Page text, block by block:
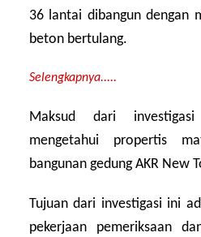
36 lantai dibangun dengan
beton bertulang.
Selengkapnya.....
Maksud dari
mengetahui propertis
bangunan gedung AKR New
Tujuan dari investigasi ini
pekerjaan pemeriksaan